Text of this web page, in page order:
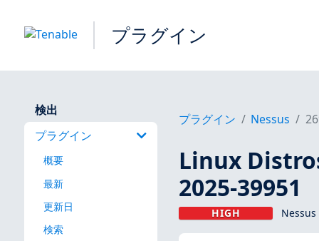
プラグイン
検出
プラグイン
概要
最新
更新日
検索
プラグイン Nessus
Linux
2025-39951
HIGH Nessus